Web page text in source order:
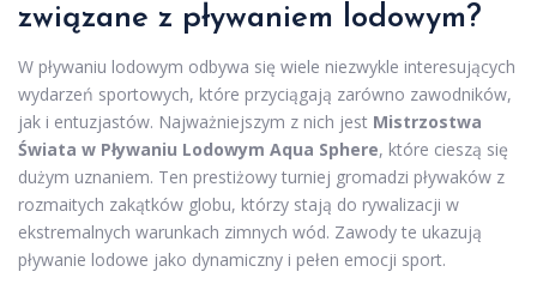
związane z pływaniem lodowym?
W pływaniu lodowym odbywa się wiele niezwykle interesujących
wydarzeń sportowych, które przyciągają zarówno zawodników,
jak i entuzjastów. Najważniejszym z nich jest Mistrzostwa
Świata w Pływaniu Lodowym Aqua Sphere, które cieszą się
dużym uznaniem. Ten prestiżowy turniej gromadzi pływaków z
rozmaitych zakątków globu, którzy stają do rywalizacji w
ekstremalnych warunkach zimnych wód. Zawody te ukazują
pływanie lodowe jako dynamiczny i pełen emocji sport.